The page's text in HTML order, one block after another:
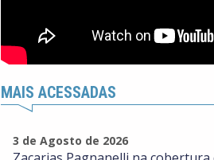
MAIS ACESSADAS
3 de Agosto de 2026